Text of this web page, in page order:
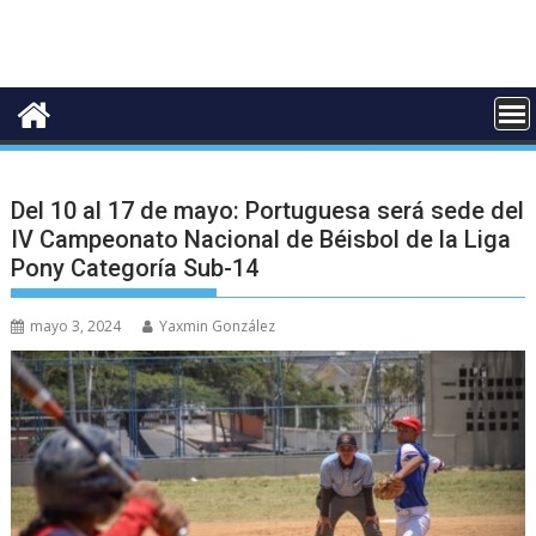
Del 10 al 17 de mayo: Portuguesa será sede del
IV Campeonato Nacional de Béisbol de la Liga
Pony Categoría Sub-14
mayo 3, 2024 Yaxmin González